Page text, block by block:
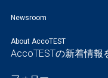
Newsroom
About AccoTEST
AccoTESTの新着情報